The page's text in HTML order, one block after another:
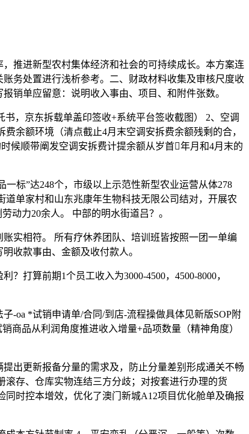
推进新型农村集体经济和社会的可持续成长。本方案连
务处置进行浅析参考。二、财政材料收集及审核尺度收
销单应留意：说明收入事由、项目、和附件张数。
，京东拆载单盖印签收+系统平台签收截图） 2、空调
余额环境（清点截止4月末空调安拆费余额残剩的合，
候顺带阐发空调安拆费计提余额从岁首年月和4月末的
标”达248个，市级以上示范性新型农业运营从体278
单家村和山东兆康年生物科技无限公司结对，开展农
动力20余人。 中部的明水街道吕？。
实相符。 所有疗休养团队、培训班皆按照一团一单编
收款事由、金额及收付款人。
打算前期1个员工收入为3000-4500，4500-8000，
-oa *试销申请单/合同/到店-流程操做具体见新版SOP附
品从利润角度推进收入增量+品项数量（精神角度）​
出更新报备分量的需求及，防止分量差别形成通关不畅
存、仓库实物连结三方分歧；对按套进行办理的货
时控本增效，优化了澳门新城A12项目优化舱单及确报